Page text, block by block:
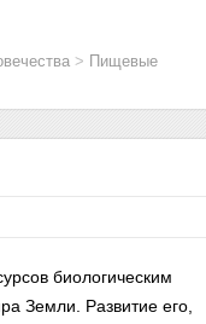
> Пищевые
биологическим
Земли. Развитие его,